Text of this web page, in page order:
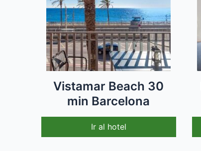
Vistamar Beach 30
min Barcelona
Ir al hotel